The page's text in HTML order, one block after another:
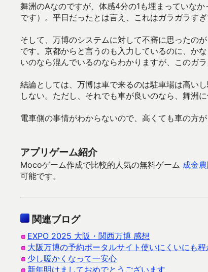
舞洲のAなのですが、体感4分の1も埋まっていな
です）。平日だったとは言え、これはガラガラす
そして、万博のシステムに対して不審に思ったの
です。京都からと言うのも入力しているのに、か
いのなら混んでいるのならわかりますが、このガラ
結論としては、万博は車で来るのは駐車場は高い
しない。ただし、それでも車が良いのなら、舞洲に
電車側の事情がわからないので、高くても車の方
アプリゲーム紹介
Mocoゲーム作成で比較的人気の無料ゲーム 成金
可能です。
関連ブログ
EXPO 2025 大阪・関西万博 感想
大阪万博の予約ポータルサイト使いにくいにも程
少し暖かくなって一安心
新年明けましておめでとうございます